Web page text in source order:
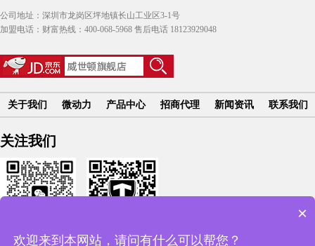
公司地址：深圳市龙岗区坪地镇长山工业区3-1号
加盟电话：财富热线：400-068-5968 售后电话 18123929048
关于我们 微动力 产品中心 招商代理 新闻资讯 联系我们
关注我们
×
欢迎来到本网站，请问有什么可以帮您？